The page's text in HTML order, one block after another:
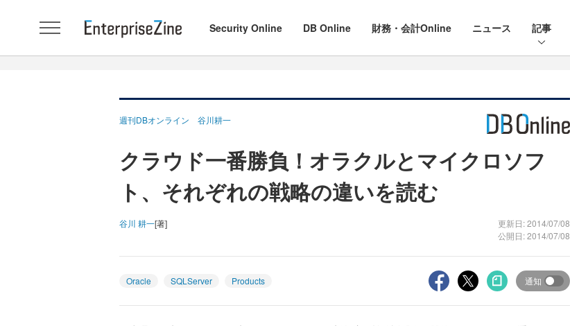
Security Online DB Online 財務・会計Online ニュース 記事
週刊DBオンライン 谷川耕一
クラウド一番勝負！オラクルとマイクロソフ
ト、それぞれの戦略の違いを読む
谷川 耕一[著]
更新日: 2014/07/08
公開日: 2014/07/08
Oracle SQLServer Products 通知